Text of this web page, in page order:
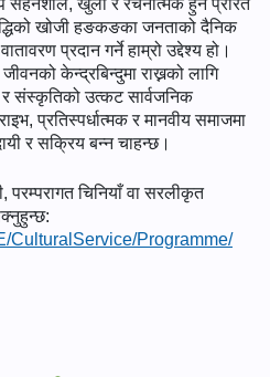
सहनशील, खुला र रचनात्मक हुन प्रेरित
खोजी हङकङका जनताको दैनिक
प्रदान गर्ने हाम्रो उद्देश्य हो।
केन्द्रबिन्दुमा राख्नको लागि
संस्कृतिको उत्कट सार्वजनिक
प्रतिस्पर्धात्मक र मानवीय समाजमा
र सक्रिय बन्न चाहन्छ।
परम्परागत चिनियाँ वा सरलीकृत
CulturalService/Programme/